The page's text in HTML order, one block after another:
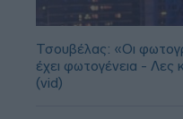
Τσουβέλας: «Οι
έχει φωτογένεια - Λες
(vid)